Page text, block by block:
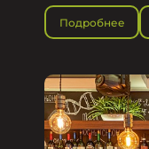
Подробнее